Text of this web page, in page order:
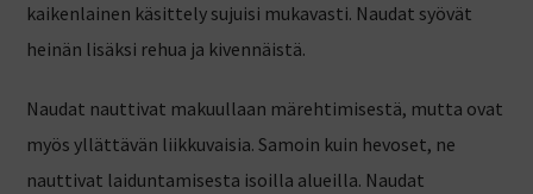
kaikenlainen käsittely sujuisi mukavasti. Naudat syövät
heinän lisäksi rehua ja kivennäistä.
Naudat nauttivat makuullaan märehtimisestä, mutta ovat
myös yllättävän liikkuvaisia. Samoin kuin hevoset, ne
nauttivat laiduntamisesta isoilla alueilla. Naudat